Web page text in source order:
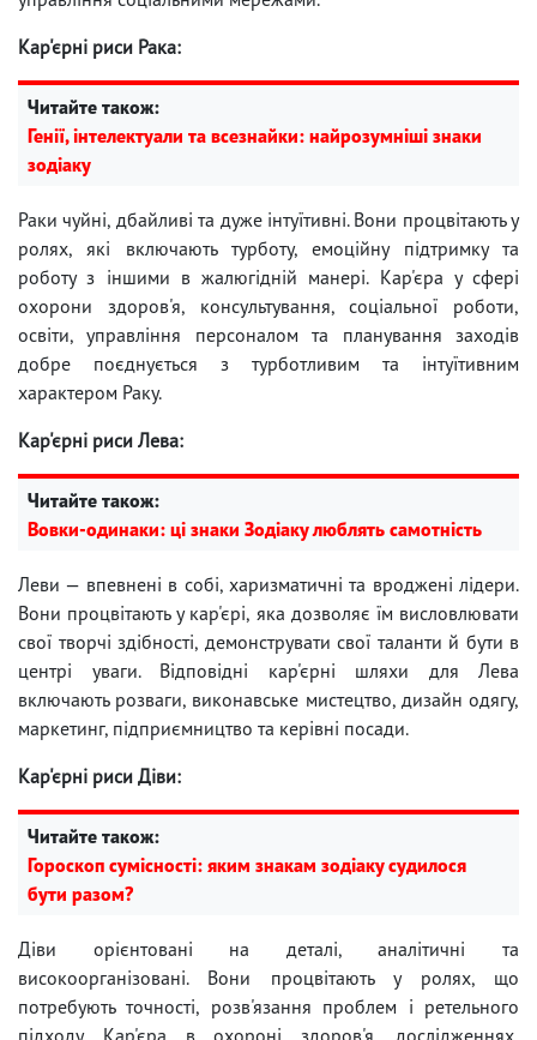
Кар'єрні риси Рака:
Читайте також:
Генії, інтелектуали та всезнайки: найрозумніші знаки
зодіаку
Раки чуйні, дбайливі та дуже інтуїтивні. Вони процвітають у
ролях, які включають турботу, емоційну підтримку та
роботу з іншими в жалюгідній манері. Кар'єра у сфері
охорони здоров'я, консультування, соціальної роботи,
освіти, управління персоналом та планування заходів
добре поєднується з турботливим та інтуїтивним
характером Раку.
Кар'єрні риси Лева:
Читайте також:
Вовки-одинаки: ці знаки Зодіаку люблять самотність
Леви — впевнені в собі, харизматичні та вроджені лідери.
Вони процвітають у кар'єрі, яка дозволяє їм висловлювати
свої творчі здібності, демонструвати свої таланти й бути в
центрі уваги. Відповідні кар'єрні шляхи для Лева
включають розваги, виконавське мистецтво, дизайн одягу,
маркетинг, підприємництво та керівні посади.
Кар'єрні риси Діви:
Читайте також:
Гороскоп сумісності: яким знакам зодіаку судилося
бути разом?
Діви орієнтовані на деталі, аналітичні та
високоорганізовані. Вони процвітають у ролях, що
потребують точності, розв'язання проблем і ретельного
підходу. Кар'єра в охороні здоров'я, дослідженнях,